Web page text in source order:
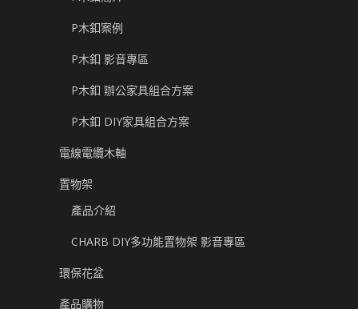
P木釦案例
P木釦 影音專區
P木釦 辦公家具組合方案
P木釦 DIY家具組合方案
電線電纜木軸
置物架
產品介紹
CHARB DIY多功能置物架 影音專區
環保花盆
產品購物